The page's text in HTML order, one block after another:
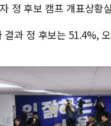
정 후보 캠프 개표상황
결과 정 후보는 51.4%,